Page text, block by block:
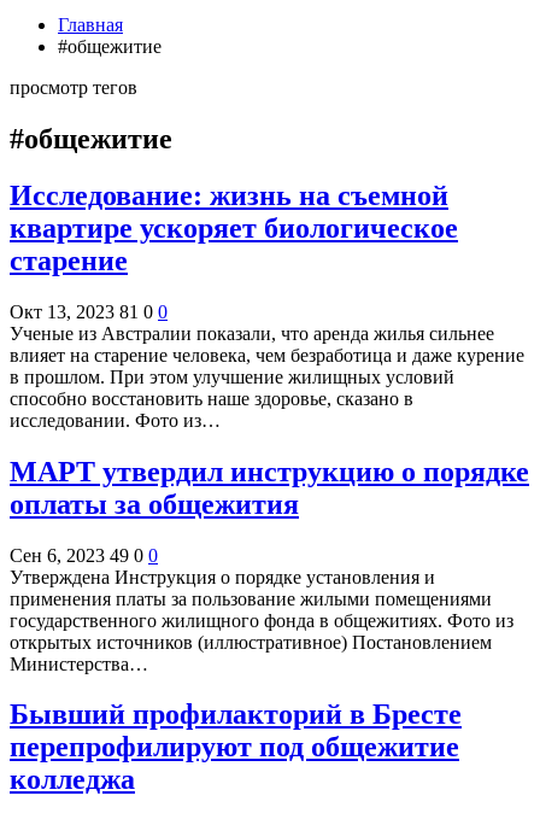
Главная
#общежитие
просмотр тегов
#общежитие
Исследование: жизнь на съемной
квартире ускоряет биологическое
старение
Окт 13, 2023 81 0 0
Ученые из Австралии показали, что аренда жилья сильнее
влияет на старение человека, чем безработица и даже курение
в прошлом. При этом улучшение жилищных условий
способно восстановить наше здоровье, сказано в
исследовании. Фото из…
МАРТ утвердил инструкцию о порядке
оплаты за общежития
Сен 6, 2023 49 0 0
Утверждена Инструкция о порядке установления и
применения платы за пользование жилыми помещениями
государственного жилищного фонда в общежитиях. Фото из
открытых источников (иллюстративное) Постановлением
Министерства…
Бывший профилакторий в Бресте
перепрофилируют под общежитие
колледжа